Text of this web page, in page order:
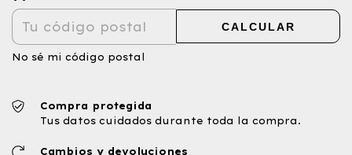
CALCULAR
No sé mi código postal
Compra protegida
Tus datos cuidados durante toda la compra.
Cambios y devoluciones